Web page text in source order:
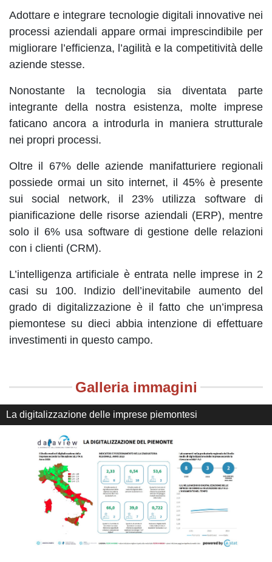
Adottare e integrare tecnologie digitali innovative nei
processi aziendali appare ormai imprescindibile per
migliorare l’efficienza, l’agilità e la competitività delle
aziende stesse.
Nonostante la tecnologia sia diventata parte
integrante della nostra esistenza, molte imprese
faticano ancora a introdurla in maniera strutturale
nei propri processi.
Oltre il 67% delle aziende manifatturiere regionali
possiede ormai un sito internet, il 45% è presente
sui social network, il 23% utilizza software di
pianificazione delle risorse aziendali (ERP), mentre
solo il 6% usa software di gestione delle relazioni
con i clienti (CRM).
L’intelligenza artificiale è entrata nelle imprese in 2
casi su 100. Indizio dell’inevitabile aumento del
grado di digitalizzazione è il fatto che un’impresa
piemontese su dieci abbia intenzione di effettuare
investimenti in questo campo.
Galleria immagini
La digitalizzazione delle imprese piemontesi